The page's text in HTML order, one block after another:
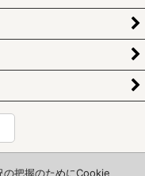
Rights Reserved.
の把握のためにCookie